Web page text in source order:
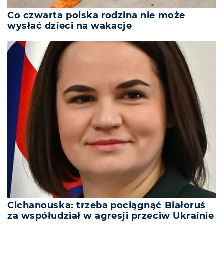
Co czwarta polska rodzina nie może
wysłać dzieci na wakacje
Cichanouska: trzeba pociągnąć Białoruś
za współudział w agresji przeciw Ukrainie